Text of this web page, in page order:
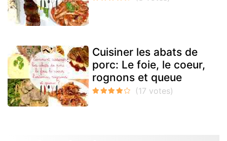
Cuisiner les abats de
porc: Le foie, le coeur,
rognons et queue